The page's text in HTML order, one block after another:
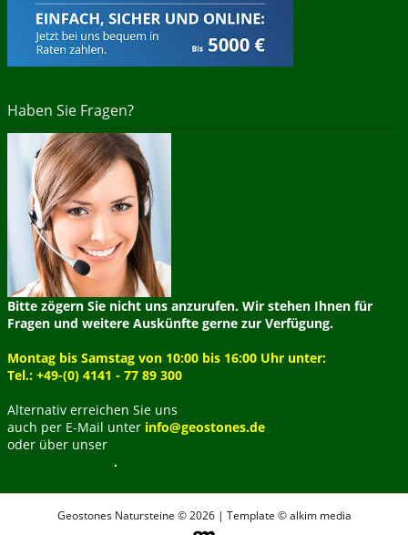
Haben Sie Fragen?
Bitte zögern Sie nicht uns anzurufen. Wir stehen Ihnen für
Fragen und weitere Auskünfte gerne zur Verfügung.
Montag bis Samstag von 10:00 bis 16:00 Uhr unter:
Tel.: +49-(0) 4141 - 77 89 300
Alternativ erreichen Sie uns
auch per E-Mail unter info@geostones.de
oder über unser
.
Geostones Natursteine © 2026 | Template © alkim media